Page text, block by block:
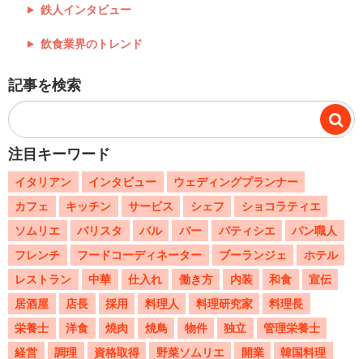
鉄人インタビュー
飲食業界のトレンド
記事を検索
注目キーワード
イタリアン インタビュー
ウェディングプランナー
カフェ
キッチン サービス シェフ
ショコラティエ
ソムリエ
バリスタ バル バー パティシエ
パン職人
フレンチ
フードコーディネーター ブーランジェ
ホテル
レストラン
中華 仕入れ 働き方 内装 和食
宣伝
居酒屋
店長 採用 料理人 料理研究家
料理長
栄養士
洋食 焼肉 焼鳥 物件 独立
管理栄養士
経営
調理 資格取得 野菜ソムリエ 開業 韓国料理